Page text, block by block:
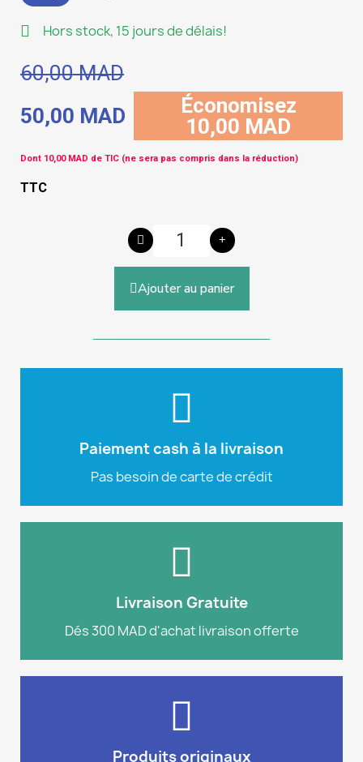
Hors stock, 15 jours de délais!
60,00 MAD
50,00 MAD
Économisez
10,00 MAD
Dont 10,00 MAD de TIC (ne sera pas compris dans la réduction)
TTC
Ajouter au panier
Paiement cash à la livraison
Pas besoin de carte de crédit
pouvez payer en cash à la livraison sur
Plus d'info
Livraison Gratuite
Dés 300 MAD d'achat livraison offerte
commande de 300 MAD ou plus sur notre
Plus d'info
Produits originaux